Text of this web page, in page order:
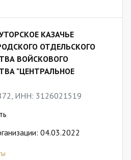
КАЗАЧЬЕ
ОТДЕЛЬСКОГО
ВОЙСКОВОГО
"ЦЕНТРАЛЬНОЕ
ИНН: 3126021519
04.03.2022